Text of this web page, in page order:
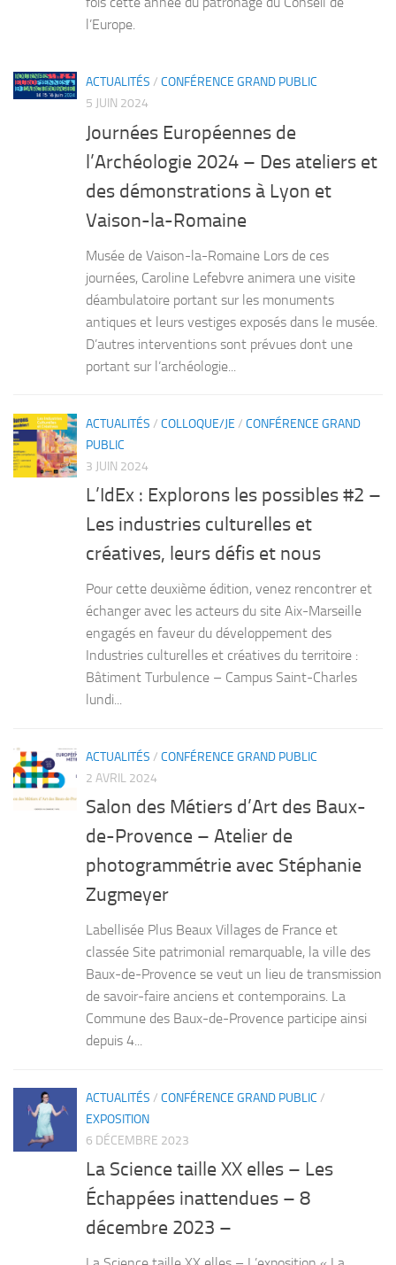
l’Europe.
ACTUALITÉS / CONFÉRENCE GRAND PUBLIC
5 JUIN 2024
Journées Européennes de
l’Archéologie 2024 – Des ateliers et
des démonstrations à Lyon et
Vaison-la-Romaine
Musée de Vaison-la-Romaine Lors de ces
journées, Caroline Lefebvre animera une visite
déambulatoire portant sur les monuments
antiques et leurs vestiges exposés dans le musée.
D’autres interventions sont prévues dont une
portant sur l’archéologie...
ACTUALITÉS / COLLOQUE/JE / CONFÉRENCE GRAND
PUBLIC
3 JUIN 2024
L’IdEx : Explorons les possibles #2 –
Les industries culturelles et
créatives, leurs défis et nous
Pour cette deuxième édition, venez rencontrer et
échanger avec les acteurs du site Aix-Marseille
engagés en faveur du développement des
Industries culturelles et créatives du territoire :
Bâtiment Turbulence – Campus Saint-Charles
lundi...
ACTUALITÉS / CONFÉRENCE GRAND PUBLIC
2 AVRIL 2024
Salon des Métiers d’Art des Baux-
de-Provence – Atelier de
photogrammétrie avec Stéphanie
Zugmeyer
Labellisée Plus Beaux Villages de France et
classée Site patrimonial remarquable, la ville des
Baux-de-Provence se veut un lieu de transmission
de savoir-faire anciens et contemporains. La
Commune des Baux-de-Provence participe ainsi
depuis 4...
ACTUALITÉS / CONFÉRENCE GRAND PUBLIC /
EXPOSITION
6 DÉCEMBRE 2023
La Science taille XX elles – Les
Échappées inattendues – 8
décembre 2023 –